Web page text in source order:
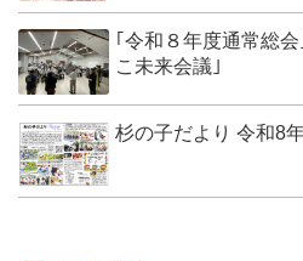
｢令和８年度通常総
こ未来会議｣
杉の子だより 令和8